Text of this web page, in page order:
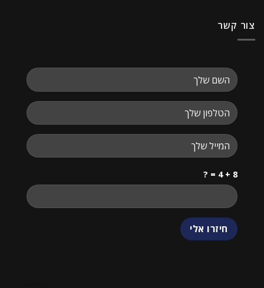
צור קשר
8 + 4 = ?